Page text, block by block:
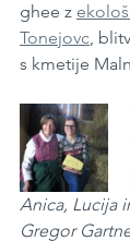
ghee z
Tonejovc,
s kmetije
Anica, Lucija
Gregor